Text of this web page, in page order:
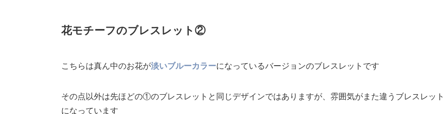
花モチーフのブレスレット②
こちらは真ん中のお花が淡いブルーカラーになっているバージョンのブレスレットです
その点以外は先ほどの①のブレスレットと同じデザインではありますが、雰囲気がまた違うブレスレット
になっています